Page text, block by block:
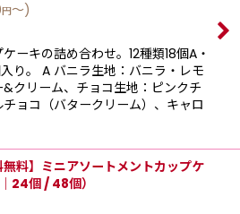
円～)
ーキの詰め合わせ。12種類18個A・
り。 A バニラ生地：バニラ・レモ
&クリーム、チョコ生地：ピンクチ
チョコ（バタークリーム）、キャロ
無料】ミニアソートメントカップケ
24個 / 48個）